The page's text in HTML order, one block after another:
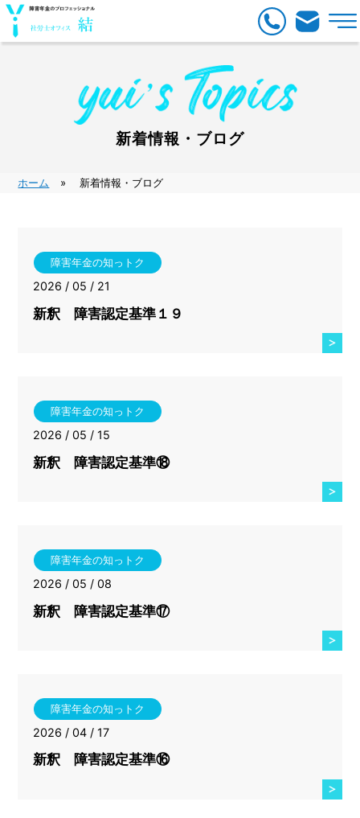
新着情報・ブログ
ホーム 新着情報・ブログ
障害年金の知っトク
2026 / 05 / 21
新釈 障害認定基準１９
障害年金の知っトク
2026 / 05 / 15
新釈 障害認定基準⑱
障害年金の知っトク
2026 / 05 / 08
新釈 障害認定基準⑰
障害年金の知っトク
2026 / 04 / 17
新釈 障害認定基準⑯